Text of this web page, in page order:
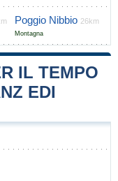
Poggio Nibbio 26km
Montagna
IL TEMPO
EDI